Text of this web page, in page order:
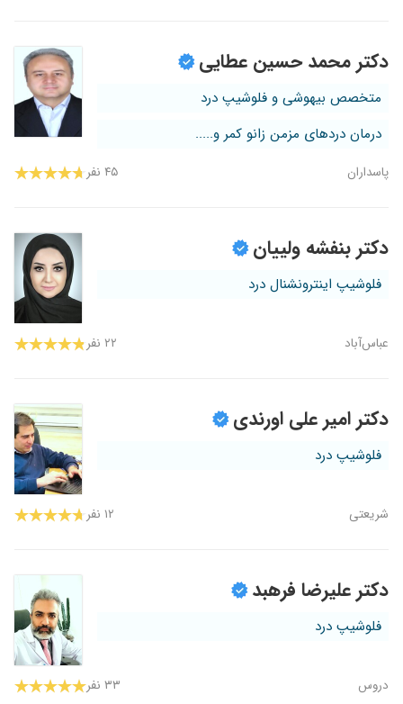
دکتر محمد حسین عطایی
متخصص بیهوشی و فلوشیپ درد
درمان دردهای مزمن زانو کمر و.....
پاسداران ۴۵ نفر
دکتر بنفشه ولییان
فلوشیپ اینترونشنال درد
عباس‌آباد ۲۲ نفر
دکتر امیر علی اورندی
فلوشیپ درد
شریعتی ۱۲ نفر
دکتر علیرضا فرهبد
فلوشیپ درد
دروس ۳۳ نفر